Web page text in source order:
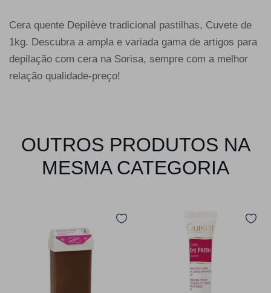
Cera quente Depilève tradicional pastilhas, Cuvete de
1kg. Descubra a ampla e variada gama de artigos para
depilação com cera na Sorisa, sempre com a melhor
relação qualidade-preço!
OUTROS PRODUTOS NA
MESMA CATEGORIA